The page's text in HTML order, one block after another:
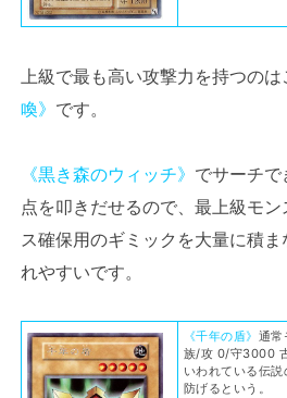
上級で最も高い攻撃力を持つのは
喚》 です。
《黒き森のウィッチ》 でサーチ
点を叩きだせるので、最上級モ
ス確保用のギミックを大量に積
れやすいです。
《千年の盾》 通常
族/攻 0/守3000
いわれている伝
防げるという。